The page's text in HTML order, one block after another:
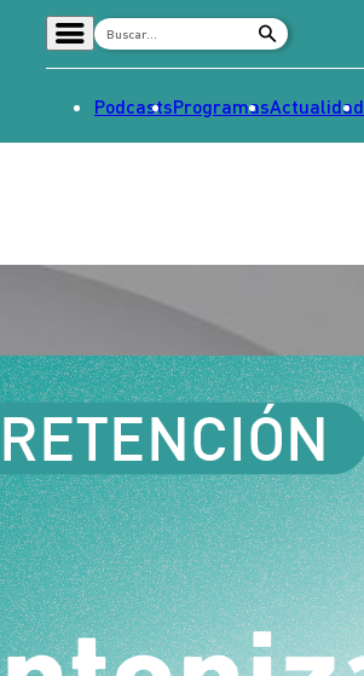
Señal 2
Dato en Pauta
Contenido Patrocinado
PodcastsProgramasActualidad